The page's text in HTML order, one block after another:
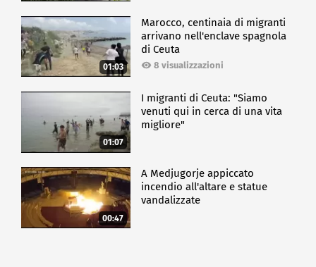
01:03
Marocco, centinaia di migranti
arrivano nell'enclave spagnola
di Ceuta
8 visualizzazioni
01:07
I migranti di Ceuta: "Siamo
venuti qui in cerca di una vita
migliore"
00:47
A Medjugorje appiccato
incendio all'altare e statue
vandalizzate